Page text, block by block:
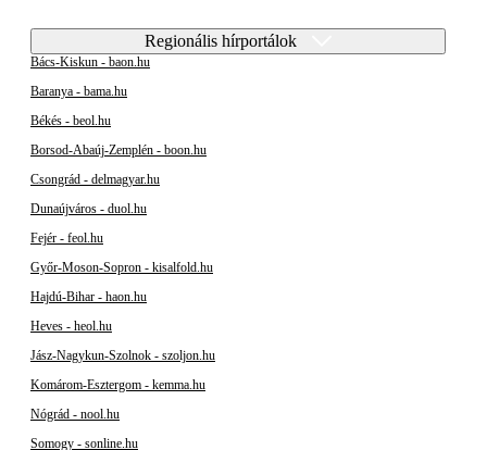
Regionális hírportálok
Bács-Kiskun - baon.hu
Baranya - bama.hu
Békés - beol.hu
Borsod-Abaúj-Zemplén - boon.hu
Csongrád - delmagyar.hu
Dunaújváros - duol.hu
Fejér - feol.hu
Győr-Moson-Sopron - kisalfold.hu
Hajdú-Bihar - haon.hu
Heves - heol.hu
Jász-Nagykun-Szolnok - szoljon.hu
Komárom-Esztergom - kemma.hu
Nógrád - nool.hu
Somogy - sonline.hu